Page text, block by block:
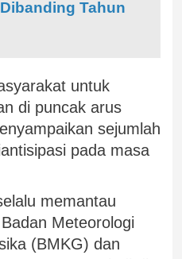
Tahun
untuk
di puncak arus
sejumlah
pada masa
memantau
Meteorologi
(BMKG) dan